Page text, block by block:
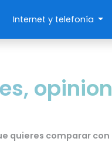
Internet y telefonía
quieres comparar con